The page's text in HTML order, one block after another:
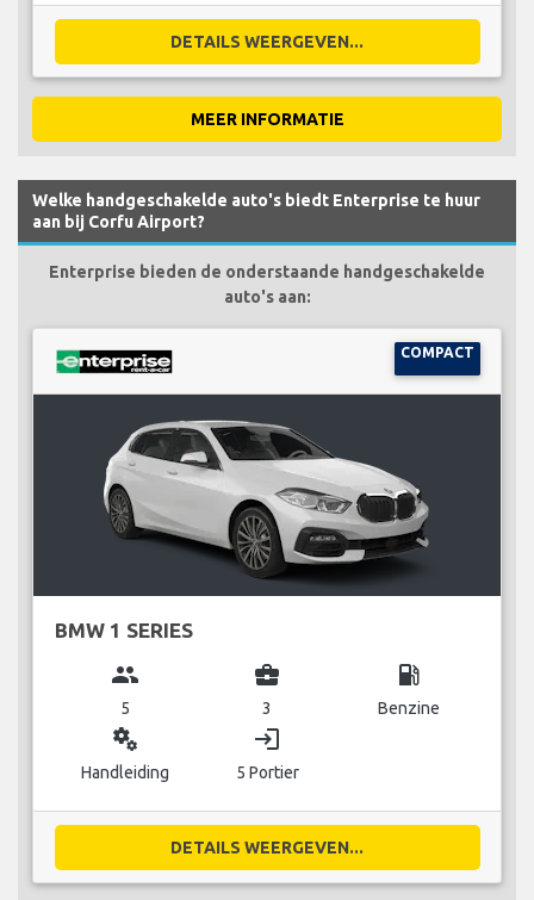
DETAILS WEERGEVEN...
MEER INFORMATIE
Welke handgeschakelde auto's biedt Enterprise te huur
aan bij Corfu Airport?
Enterprise bieden de onderstaande handgeschakelde
auto's aan:
COMPACT
BMW 1 SERIES
group
5
business_center
3
local_gas_station
Benzine
miscellaneous_services
Handleiding
login
5 Portier
DETAILS WEERGEVEN...